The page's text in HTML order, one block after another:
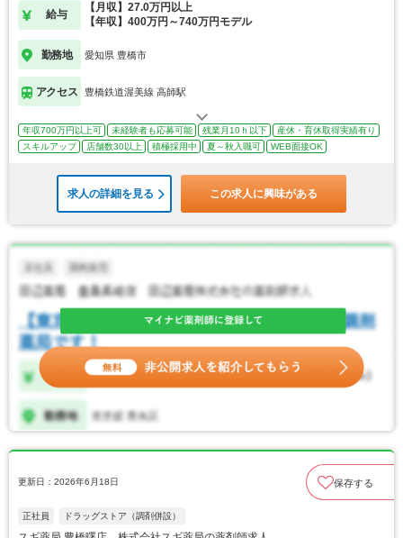
給与
【月収】27.0万円以上
【年収】400万円～740万円モデル
勤務地 愛知県 豊橋市
アクセス 豊橋鉄道渥美線 高師駅
年収700万円以上可 未経験者も応募可能 残業月10ｈ以下
産休・育休取得実績有り
スキルアップ
店舗数30以上 積極採用中 夏～秋入職可 WEB面接OK
求人の詳細を見る この求人に興味がある
更新日：2026年6月18日 保存する
正社員 ドラッグストア（調剤併設）